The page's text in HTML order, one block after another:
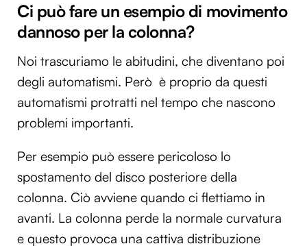
Ci può fare un esempio di movimento
dannoso per la colonna?
Noi trascuriamo le abitudini, che diventano poi
degli automatismi. Però è proprio da questi
automatismi protratti nel tempo che nascono
problemi importanti.
Per esempio può essere pericoloso lo
spostamento del disco posteriore della
colonna. Ciò avviene quando ci flettiamo in
avanti. La colonna perde la normale curvatura
e questo provoca una cattiva distribuzione